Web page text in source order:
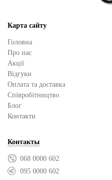
Карта сайту
Головна
Про нас
Акції
Відгуки
Оплата та доставка
Cпівробітництво
Блог
Контакти
Контакты
068 0000 602
095 0000 602